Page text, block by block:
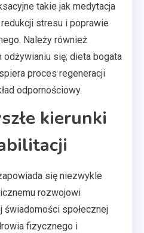
takie jak medytacja
stresu i poprawie
Należy również
się; dieta bogata
proces regeneracji
odpornościowy.
kierunki
się niezwykle
rozwojowi
społecznej
fizycznego i